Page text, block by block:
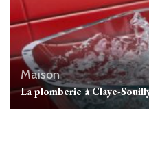
Maison
La plomberie à Claye-